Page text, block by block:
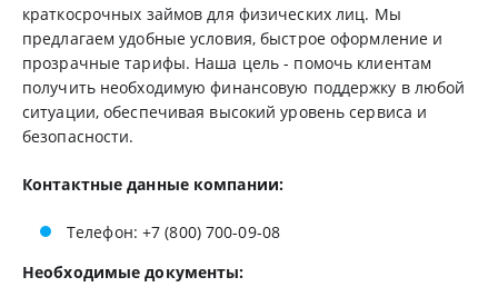
краткосрочных займов для физических лиц. Мы
предлагаем удобные условия, быстрое оформление и
прозрачные тарифы. Наша цель - помочь клиентам
получить необходимую финансовую поддержку в любой
ситуации, обеспечивая высокий уровень сервиса и
безопасности.
Контактные данные компании:
Телефон: +7 (800) 700-09-08
Необходимые документы: